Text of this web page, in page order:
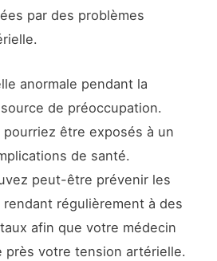
par des problèmes
anormale pendant la
de préoccupation.
être exposés à un
de santé.
peut-être prévenir les
régulièrement à des
afin que votre médecin
près votre tension artérielle.